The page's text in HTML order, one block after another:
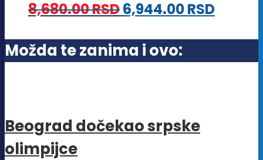
mogu
biti
izabrane
proizvoda.
8,680.00RSD6,944.00RSD
Možda te zanima i ovo:
Beograd dočekao srpske
olimpijce